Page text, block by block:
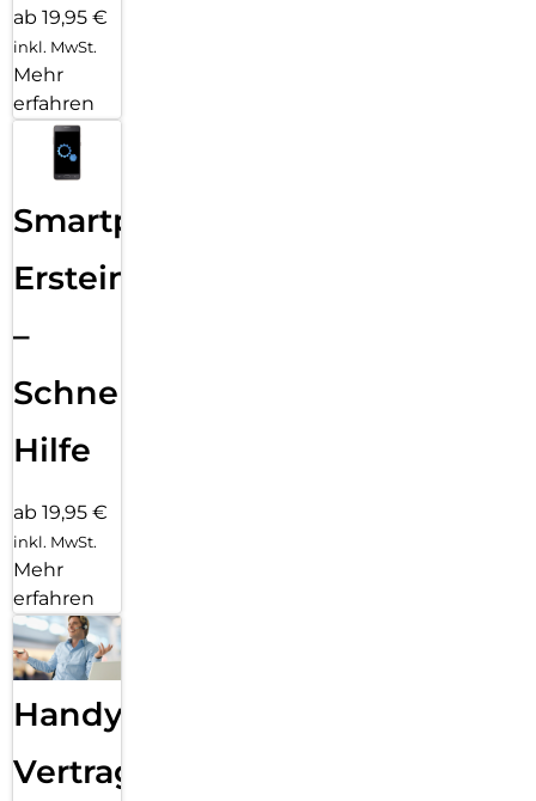
ab 19,95 €
inkl. MwSt.
Mehr
erfahren
Smartphone
Ersteinrichtung
–
Schnelle
Hilfe
ab 19,95 €
inkl. MwSt.
Mehr
erfahren
Handy
Vertragsabwicklung